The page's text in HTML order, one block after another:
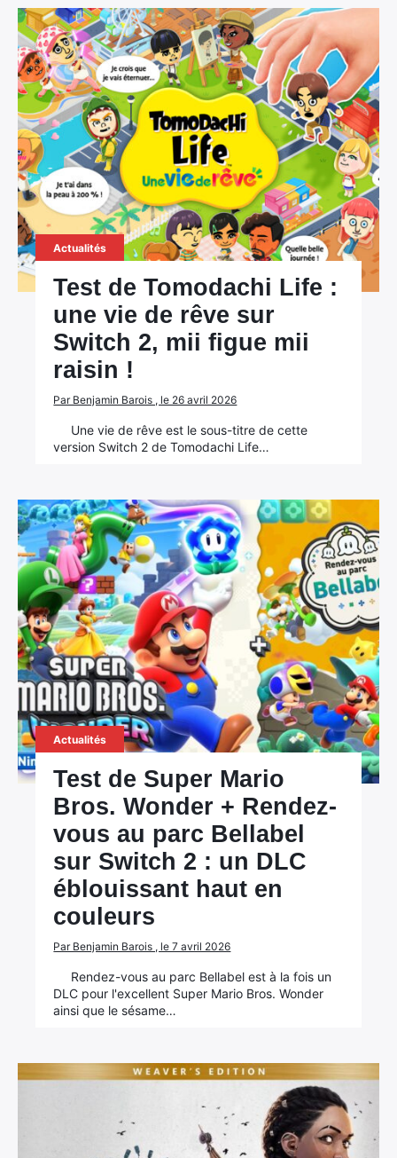
Actualités
Test de Tomodachi Life :
une vie de rêve sur
Switch 2, mii figue mii
raisin !
Par Benjamin Barois , le 26 avril 2026
Une vie de rêve est le sous-titre de cette
version Switch 2 de Tomodachi Life…
Actualités
Test de Super Mario
Bros. Wonder + Rendez-
vous au parc Bellabel
sur Switch 2 : un DLC
éblouissant haut en
couleurs
Par Benjamin Barois , le 7 avril 2026
Rendez-vous au parc Bellabel est à la fois un
DLC pour l'excellent Super Mario Bros. Wonder
ainsi que le sésame…